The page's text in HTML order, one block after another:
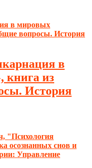
в
книга из
История